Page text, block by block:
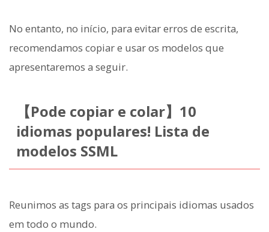
No entanto, no início, para evitar erros de escrita,
recomendamos copiar e usar os modelos que
apresentaremos a seguir.
【Pode copiar e colar】10
idiomas populares! Lista de
modelos SSML
Reunimos as tags para os principais idiomas usados
em todo o mundo.